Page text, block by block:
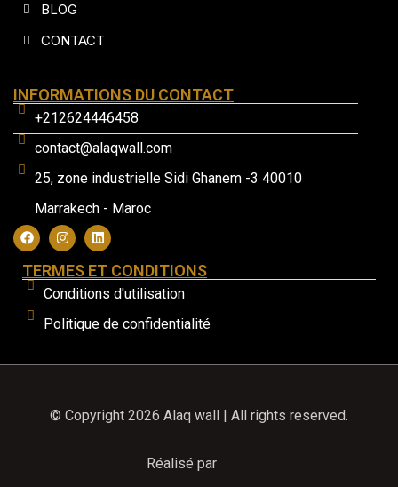
BLOG
CONTACT
INFORMATIONS DU CONTACT
+212624446458
contact@alaqwall.com
25, zone industrielle Sidi Ghanem -3 40010
Marrakech - Maroc
TERMES ET CONDITIONS
Conditions d'utilisation
Politique de confidentialité
© Copyright 2026 Alaq wall | All rights reserved.
Réalisé par